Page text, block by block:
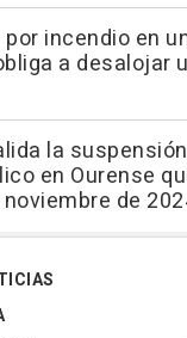
por incendio en
a desalojar
la
en Ourense
de